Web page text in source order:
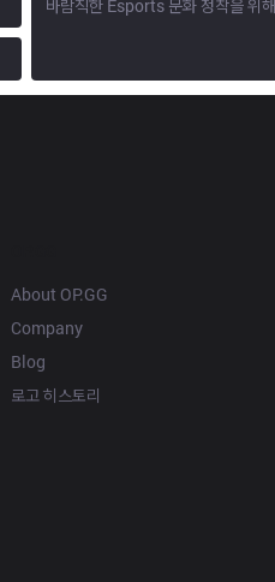
About OP.GG
Company
Blog
로고 히스토리